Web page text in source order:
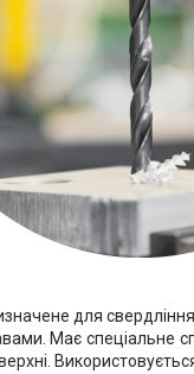
для
Має спеціальне